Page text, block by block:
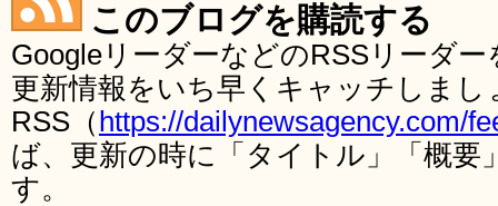
このブログを購読する
GoogleリーダーなどのRSSリーダ
更新情報をいち早くキャッチしま
RSS（ https://dailynewsagency.com/
ば、更新の時に「タイトル」「概要
す。